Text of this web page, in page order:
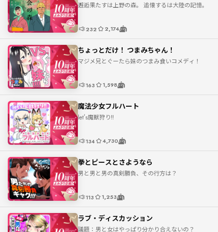
邂逅果たすは上野の森。 追懐するは大陸の記憶。
232 2,174
ちょっとだけ！ つまみちゃん！
マジメ兄とぐーたら妹のつまみ食いコメディ！
163 1,598
魔法少女フルハート
let's魔獣狩り!!
134 4,730
拳とピースとさようなら
男と男と男の真剣勝負、その行方は？
113 1,253
ラブ・ディスカッション
議題：男と女はやっぱり分かり合えないの？